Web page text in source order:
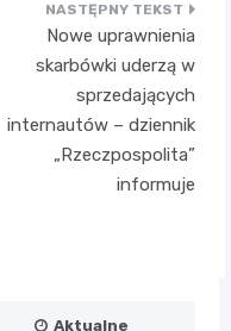
Nowe uprawnienia
skarbówki uderzą w
sprzedających
internautów – dziennik
„Rzeczpospolita”
informuje
Aktualne